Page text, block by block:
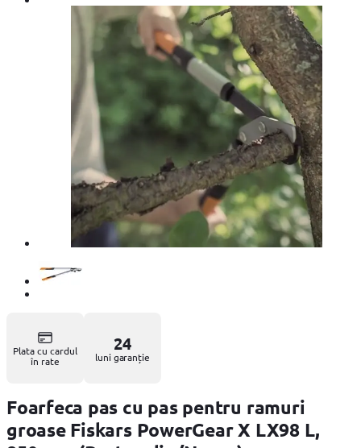
Plata cu cardul
în rate
24
luni garanție
Foarfeca pas cu pas pentru ramuri
groase Fiskars PowerGear X LX98 L,